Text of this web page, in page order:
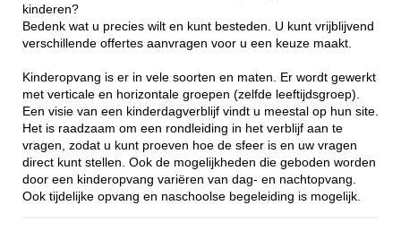
kinderen?
Bedenk wat u precies wilt en kunt besteden. U kunt vrijblijvend
verschillende offertes aanvragen voor u een keuze maakt.
Kinderopvang is er in vele soorten en maten. Er wordt gewerkt
met verticale en horizontale groepen (zelfde leeftijdsgroep).
Een visie van een kinderdagverblijf vindt u meestal op hun site.
Het is raadzaam om een rondleiding in het verblijf aan te
vragen, zodat u kunt proeven hoe de sfeer is en uw vragen
direct kunt stellen. Ook de mogelijkheden die geboden worden
door een kinderopvang variëren van dag- en nachtopvang.
Ook tijdelijke opvang en naschoolse begeleiding is mogelijk.